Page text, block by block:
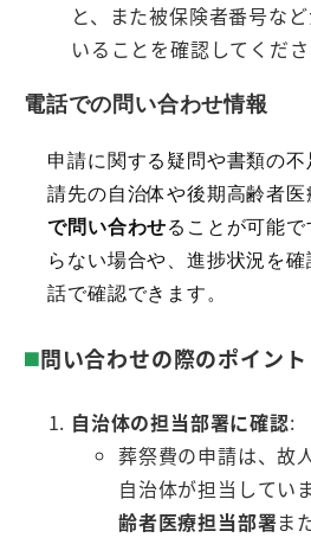
と、また被保険者番号な
いることを確認してくださ
電話での問い合わせ情報
申請に関する疑問や書類の不
請先の自治体や後期高齢者医
で問い合わせることが可能
らない場合や、進捗状況を
話で確認できます。
問い合わせの際のポイント
自治体の担当部署に確認:
葬祭費の申請は、故
自治体が担当してい
齢者医療担当部署ま